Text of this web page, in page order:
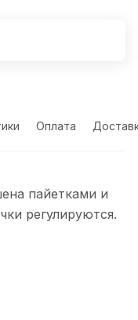
Оплата
пайетками и
регулируются.